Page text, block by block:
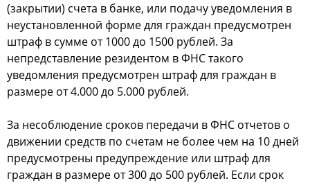
(закрытии) счета в банке, или подачу уведомления в
неустановленной форме для граждан предусмотрен
штраф в сумме от 1000 до 1500 рублей. За
непредставление резидентом в ФНС такого
уведомления предусмотрен штраф для граждан в
размере от 4.000 до 5.000 рублей.
За несоблюдение сроков передачи в ФНС отчетов о
движении средств по счетам не более чем на 10 дней
предусмотрены предупреждение или штраф для
граждан в размере от 300 до 500 рублей. Если срок